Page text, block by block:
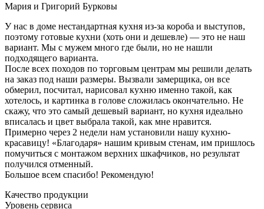
Мария и Григорий Бурковы
У нас в доме нестандартная кухня из-за короба и выступов,
поэтому готовые кухни (хоть они и дешевле) — это не наш
вариант. Мы с мужем много где были, но не нашли
подходящего варианта.
После всех походов по торговым центрам мы решили делать
на заказ под наши размеры. Вызвали замерщика, он все
обмерил, посчитал, нарисовал кухню именно такой, как
хотелось, и картинка в голове сложилась окончательно. Не
скажу, что это самый дешевый вариант, но кухня идеально
вписалась и цвет выбрала такой, как мне нравится.
Примерно через 2 недели нам установили нашу кухню-
красавицу! «Благодаря» нашим кривым стенам, им пришлось
помучиться с монтажом верхних шкафчиков, но результат
получился отменный.
Большое всем спасибо! Рекомендую!
Качество продукции
Уровень сервиса